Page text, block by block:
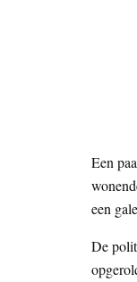
Een
een
De